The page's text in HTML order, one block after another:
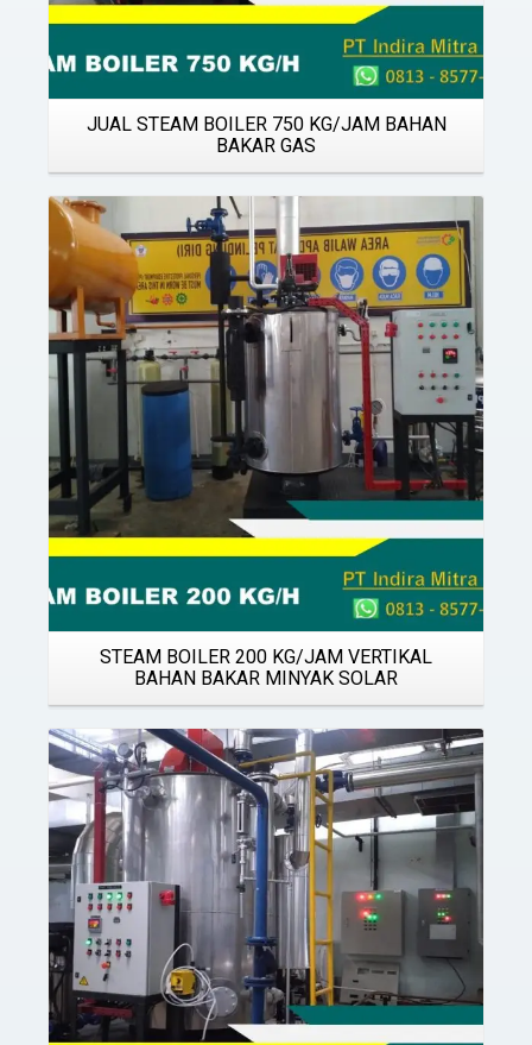
JUAL STEAM BOILER 750 KG/JAM BAHAN
BAKAR GAS
Details
STEAM BOILER 200 KG/JAM VERTIKAL
BAHAN BAKAR MINYAK SOLAR
Details